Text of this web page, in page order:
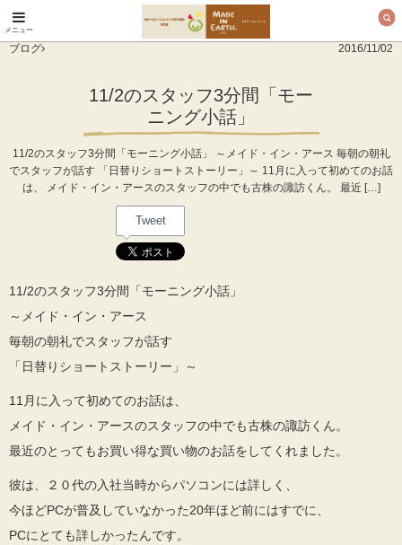
オーガニックコットン
メニュー
ブログ 2016/11/02
11/2のスタッフ3分間「モー
ニング小話」
11/2のスタッフ3分間「モーニング小話」 ～メイド・イン・アース 毎朝の朝礼
でスタッフが話す 「日替りショートストーリー」～ 11月に入って初めてのお話
は、 メイド・イン・アースのスタッフの中でも古株の諏訪くん。 最近 […]
Tweet
11/2のスタッフ3分間「モーニング小話」
～メイド・イン・アース
毎朝の朝礼でスタッフが話す
「日替りショートストーリー」～
11月に入って初めてのお話は、
メイド・イン・アースのスタッフの中でも古株の諏訪くん。
最近のとってもお買い得な買い物のお話をしてくれました。
彼は、２０代の入社当時からパソコンには詳しく、
今ほどPCが普及していなかった20年ほど前にはすでに、
PCにとても詳しかったんです。